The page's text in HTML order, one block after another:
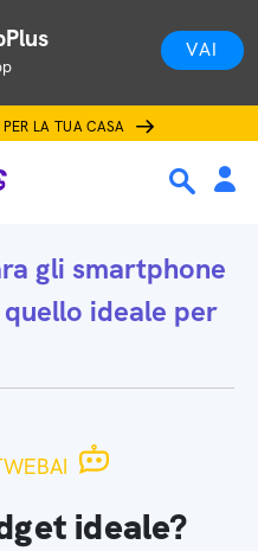
VAI
LA TUA CASA
gli smartphone
ideale per
ideale?